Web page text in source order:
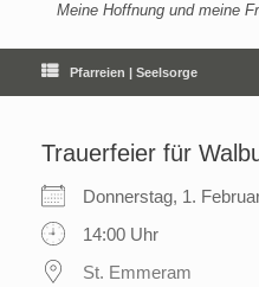
Meine Hoffnung und meine
Pfarreien | Seelsorge
Trauerfeier für
Donnerstag, 1.
14:00 Uhr
St. Emmeram